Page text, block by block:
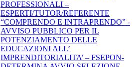
PROFESSIONALI –
ESPERTI/TUTOR/REFERENTE
“COMPRENDO E INTRAPRENDO” -
AVVISO PUBBLICO PER IL
POTENZIAMENTO DELLE
EDUCAZIONI ALL’
IMPRENDITORIALITA’ – FSEPON-